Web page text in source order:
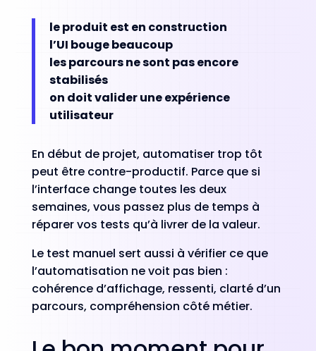
le produit est en construction
l’UI bouge beaucoup
les parcours ne sont pas encore
stabilisés
on doit valider une expérience
utilisateur
En début de projet, automatiser trop tôt
peut être contre-productif. Parce que si
l’interface change toutes les deux
semaines, vous passez plus de temps à
réparer vos tests qu’à livrer de la valeur.
Le test manuel sert aussi à vérifier ce que
l’automatisation ne voit pas bien :
cohérence d’affichage, ressenti, clarté d’un
parcours, compréhension côté métier.